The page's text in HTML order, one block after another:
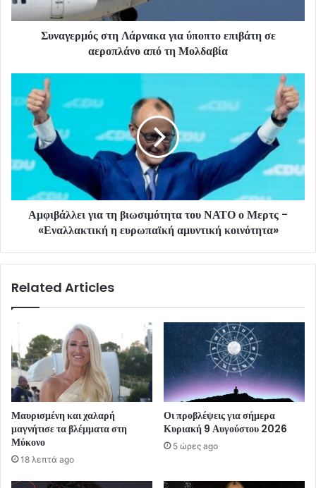
Συναγερμός στη Λάρνακα για ύποπτο επιβάτη σε
αεροπλάνο από τη Μολδαβία
Αμφιβάλλει για τη βιωσιμότητα του ΝΑΤΟ ο Μερτς -
«Εναλλακτική η ευρωπαϊκή αμυντική κοινότητα»
Related Articles
Μαυρισμένη και χαλαρή
μαγνήτισε τα βλέμματα στη
Μύκονο
18 λεπτά ago
Οι προβλέψεις για σήμερα
Κυριακή 9 Αυγούστου 2026
5 ώρες ago